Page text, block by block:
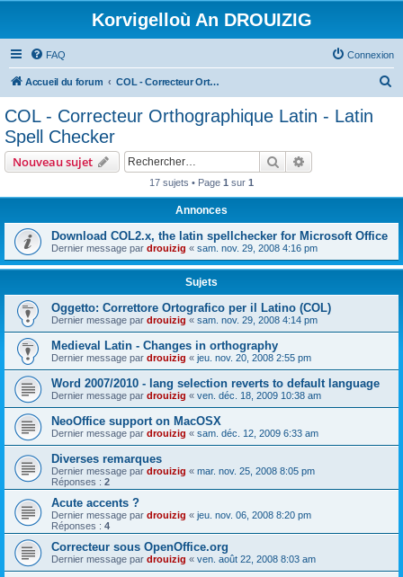
Korvigelloù An DROUIZIG
FAQ Connexion
Accueil du forum COL - Correcteur Orthographique Latin - Latin Spell Checker
COL - Correcteur Orthographique Latin - Latin
Spell Checker
Nouveau sujet Rechercher
17 sujets • Page 1 sur 1
Annonces
Download COL2.x, the latin spellchecker for Microsoft Office
Dernier message par drouizig « sam. nov. 29, 2008 4:16 pm
Sujets
Oggetto: Correttore Ortografico per il Latino (COL)
Dernier message par drouizig « sam. nov. 29, 2008 4:14 pm
Medieval Latin - Changes in orthography
Dernier message par drouizig « jeu. nov. 20, 2008 2:55 pm
Word 2007/2010 - lang selection reverts to default language
Dernier message par drouizig « ven. déc. 18, 2009 10:38 am
NeoOffice support on MacOSX
Dernier message par drouizig « sam. déc. 12, 2009 6:33 am
Diverses remarques
Dernier message par drouizig « mar. nov. 25, 2008 8:05 pm
Réponses : 2
Acute accents ?
Dernier message par drouizig « jeu. nov. 06, 2008 8:20 pm
Réponses : 4
Correcteur sous OpenOffice.org
Dernier message par drouizig « ven. août 22, 2008 8:03 am